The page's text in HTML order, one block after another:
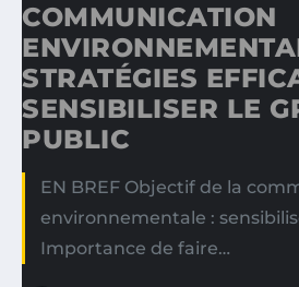
COMMUNICATION
STRATÉGIES
SENSIBILISER LE
PUBLIC
EN BREF Objectif de la
environnementale :
Importance de faire…